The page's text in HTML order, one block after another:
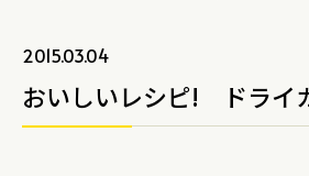
2015.03.04
おいしいレシピ! ドライ